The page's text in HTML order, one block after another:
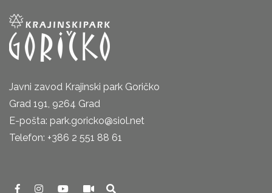
Javni zavod Krajinski park Goričko
Grad 191, 9264 Grad
E-pošta: park.goricko@siol.net
Telefon: +386 2 551 88 61